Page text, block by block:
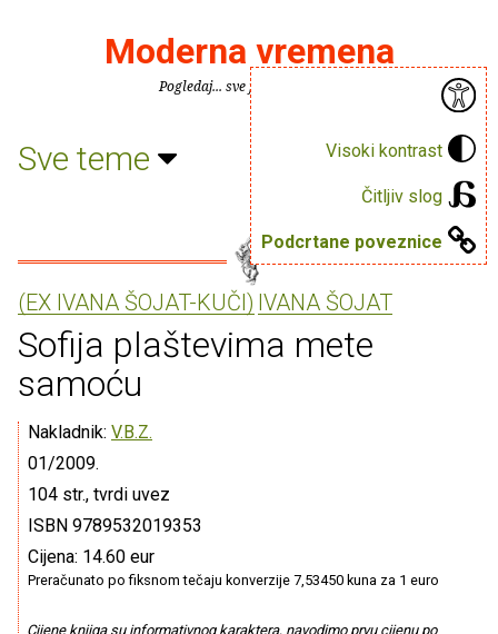
Visoki kontrast
Čitljiv slog
Podcrtane poveznice
Moderna vremena
Pogledaj... sve je puno knjiga.
Sve teme
(EX IVANA ŠOJAT-KUČI) IVANA ŠOJAT
Sofija plaštevima mete
samoću
Nakladnik: V.B.Z.
01/2009.
104 str., tvrdi uvez
ISBN 9789532019353
Cijena: 14.60 eur
Preračunato po fiksnom tečaju konverzije 7,53450 kuna za 1 euro
Cijene knjiga su informativnog karaktera, navodimo prvu cijenu po